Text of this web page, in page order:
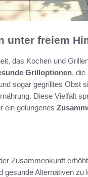
unter freiem
das Kochen und
Grilloptionen, die
sogar gegrilltes Obst
Diese Vielfalt
ein gelungenes
Zusammenkunft
Alternativen